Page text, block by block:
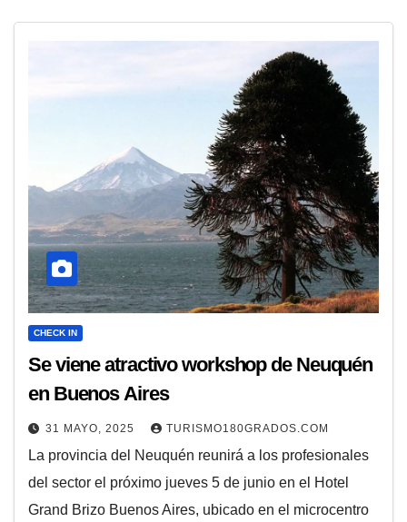
CHECK IN
Se viene atractivo workshop de Neuquén
en Buenos Aires
31 MAYO, 2025 TURISMO180GRADOS.COM
La provincia del Neuquén reunirá a los profesionales
del sector el próximo jueves 5 de junio en el Hotel
Grand Brizo Buenos Aires, ubicado en el microcentro